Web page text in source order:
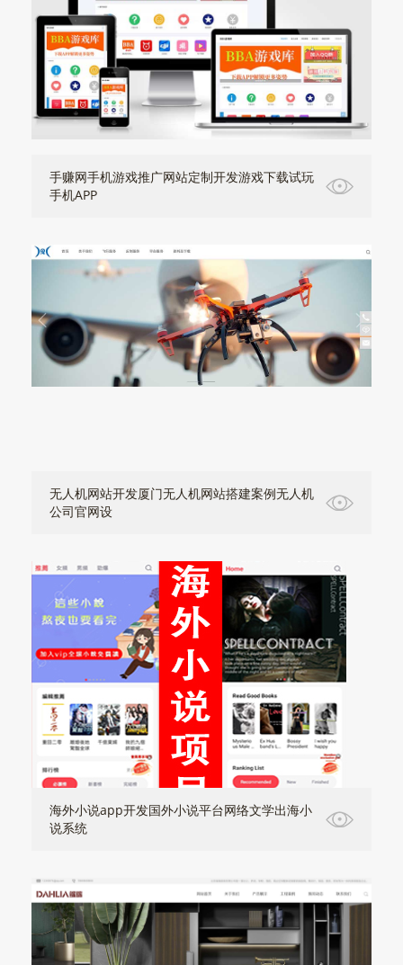
手赚网手机游戏推广网站定制开发游戏下载试玩
手机APP
无人机网站开发厦门无人机网站搭建案例无人机
公司官网设
海外小说app开发国外小说平台网络文学出海小
说系统